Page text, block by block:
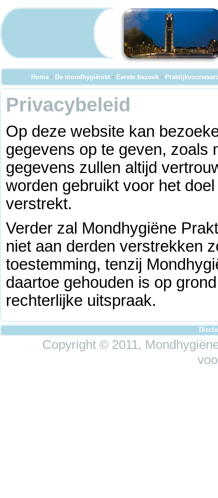
Home • De mondhygiënist • Eerste bezoek •
Privacybeleid
Op deze website kan
gegevens op te geven, zoals
gegevens zullen altijd
worden gebruikt voor het
verstrekt.
Verder zal Mondhygiëne
niet aan derden verstrekken
toestemming, tenzij
daartoe gehouden is op
rechterlijke uitspraak.
Copyright © 2011,